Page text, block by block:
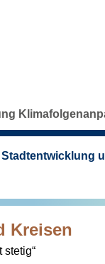
Stadtentwicklung
Kreisen